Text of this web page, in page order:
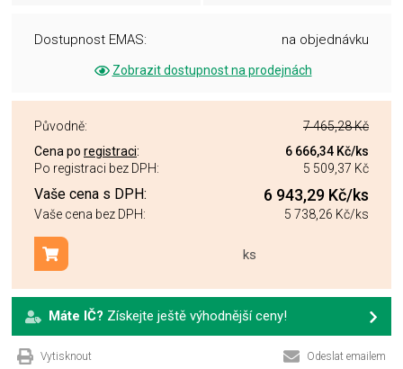
Dostupnost EMAS: na objednávku
Zobrazit dostupnost na prodejnách
Původně:
7 465,28 Kč
Cena po registraci: 6 666,34 Kč/ks
Po registraci bez DPH:
5 509,37 Kč
Vaše cena s DPH: 6 943,29 Kč/ks
Vaše cena bez DPH: 5 738,26 Kč/ks
ks
Přidat do košíku
Máte IČ? Získejte ještě výhodnější ceny!
Vytisknout Odeslat emailem